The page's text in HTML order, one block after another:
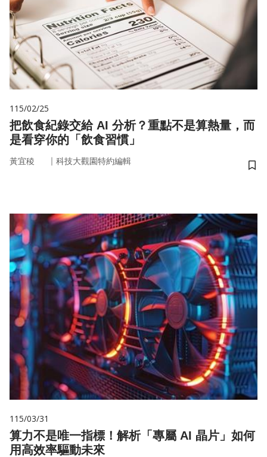
115/02/25
把飲食紀錄交給 AI 分析？重點不是算熱量，而
是看穿你的「飲食習慣」
黃宜稜 ｜ 科技大觀園特約編輯
儲
115/03/31
算力不是唯一指標！解析「專屬 AI 晶片」如何
用高效率驅動未來